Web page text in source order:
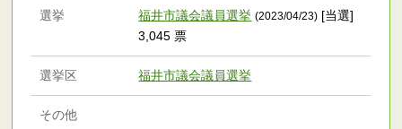
選挙 福井市議会議員選挙 (2023/04/23) [当選]
3,045 票
選挙区 福井市議会議員選挙
その他